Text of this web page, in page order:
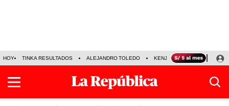
HOY TINKA RESULTADOS ALEJANDRO TOLEDO KENJI FUJIMORI